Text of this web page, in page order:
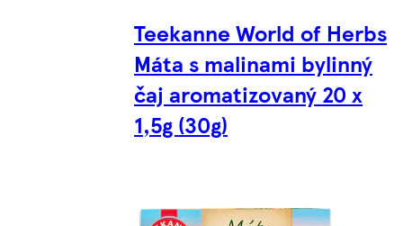
Teekanne World of Herbs
Máta s malinami bylinný
čaj aromatizovaný 20 x
1,5g (30g)